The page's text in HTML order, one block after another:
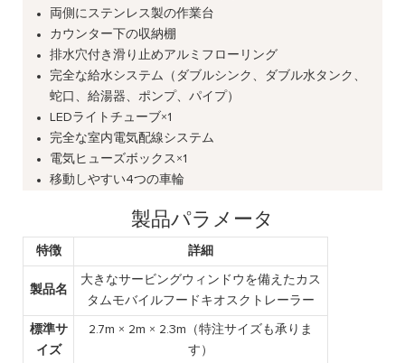
両側にステンレス製の作業台
カウンター下の収納棚
排水穴付き滑り止めアルミフローリング
完全な給水システム（ダブルシンク、ダブル水タンク、
蛇口、給湯器、ポンプ、パイプ）
LEDライトチューブ×1
完全な室内電気配線システム
電気ヒューズボックス×1
移動しやすい4つの車輪
製品パラメータ
特徴 詳細
製品名
大きなサービングウィンドウを備えたカス
タムモバイルフードキオスクトレーラー
標準サ
イズ
2.7m × 2m × 2.3m（特注サイズも承りま
す）